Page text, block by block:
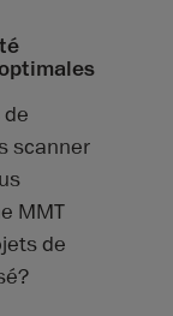
scanner
MMT
de